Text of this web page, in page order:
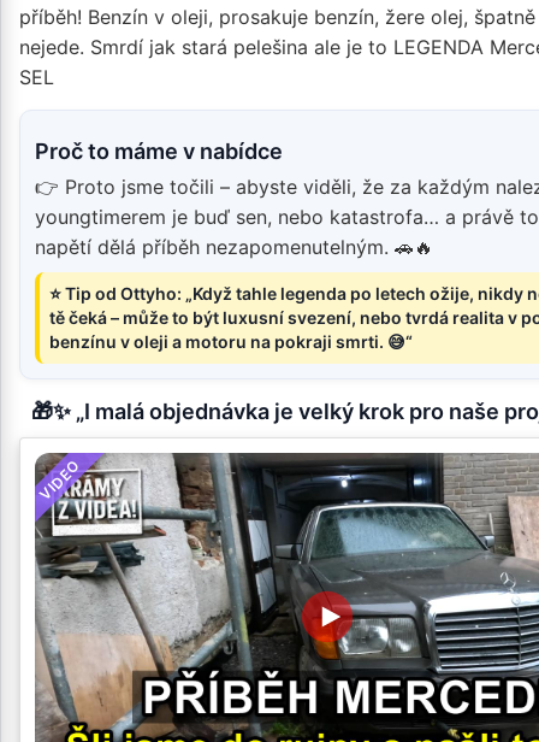
příběh! Benzín v oleji, prosakuje benzín, žere olej,
nejede. Smrdí jak stará pelešina ale je to LEGENDA
SEL
Proč to máme v nabídce
👉 Proto jsme točili – abyste viděli, že za každým
youngtimerem je buď sen, nebo katastrofa… a právě
napětí dělá příběh nezapomenutelným. 🚗🔥
⭐ Tip od Ottyho: „Když tahle legenda po letech ožije, nikdy
tě čeká – může to být luxusní svezení, nebo tvrdá realita v
benzínu v oleji a motoru na pokraji smrti. 😅“
🎁✨ „I malá objednávka je velký krok pro naše
VIDEO